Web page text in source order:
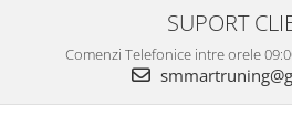
SUPORT
Comenzi Telefonice intre orele